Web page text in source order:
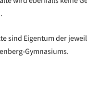
sind Eigentum der
Gymnasiums.